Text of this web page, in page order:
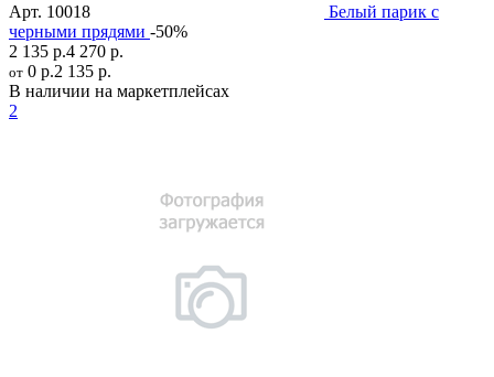
Арт. 10018
Белый парик с
черными прядями -50%
2 135 р.4 270 р.
от 0 р.2 135 р.
В наличии на маркетплейсах
2